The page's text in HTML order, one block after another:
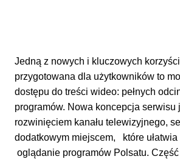
Jedną z nowych i kluczowych
przygotowana dla użytkowników to
dostępu do treści wideo: pełnych
programów. Nowa koncepcja serwisu
rozwinięciem kanału telewizyjnego,
dodatkowym miejscem, które
oglądanie programów Polsatu.